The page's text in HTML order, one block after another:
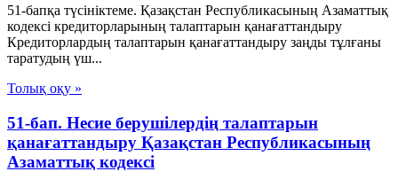
51-бапқа түсініктеме. Қазақстан Республикасының Азаматтық
кодексі кредиторларының талаптарын қанағаттандыру
Кредиторлардың талаптарын қанағаттандыру заңды тұлғаны
таратудың үш...
Толық оқу »
51-бап. Несие берушiлердiң талаптарын
қанағаттандыру Қазақстан Республикасының
Азаматтық кодексi